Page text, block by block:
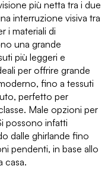
più netta tra i due
interruzione visiva tra
i materiali di
una grande
più leggeri e
per offrire grande
fino a tessuti
perfetto per
Male opzioni per
possono infatti
dalle ghirlande fino
pendenti, in base allo
casa.